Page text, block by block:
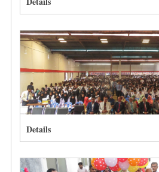
Details